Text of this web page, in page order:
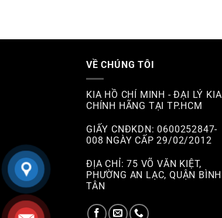
VỀ CHÚNG TÔI
KIA HỒ CHÍ MINH - ĐẠI LÝ KIA
CHÍNH HÃNG TẠI TP.HCM
GIẤY CNĐKDN: 0600252847-
008 NGÀY CẤP 29/02/2012
ĐỊA CHỈ: 75 VÕ VĂN KIỆT,
PHƯỜNG AN LẠC, QUẬN BÌNH
TÂN